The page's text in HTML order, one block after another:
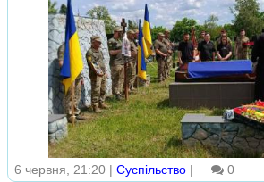
6 червня, 21:20 | Суспільство | 0